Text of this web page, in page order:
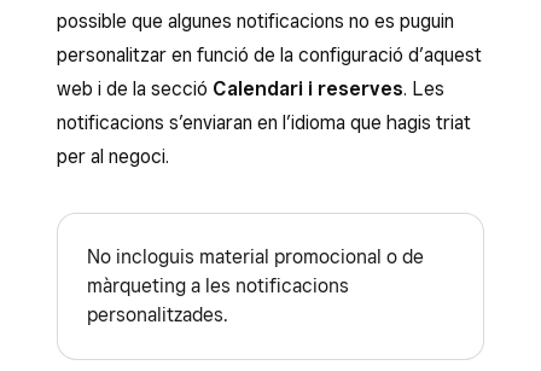
possible que algunes notificacions no es puguin
personalitzar en funció de la configuració d’aquest
web i de la secció Calendari i reserves. Les
notificacions s’enviaran en l’idioma que hagis triat
per al negoci.
No incloguis material promocional o de
màrqueting a les notificacions
personalitzades.